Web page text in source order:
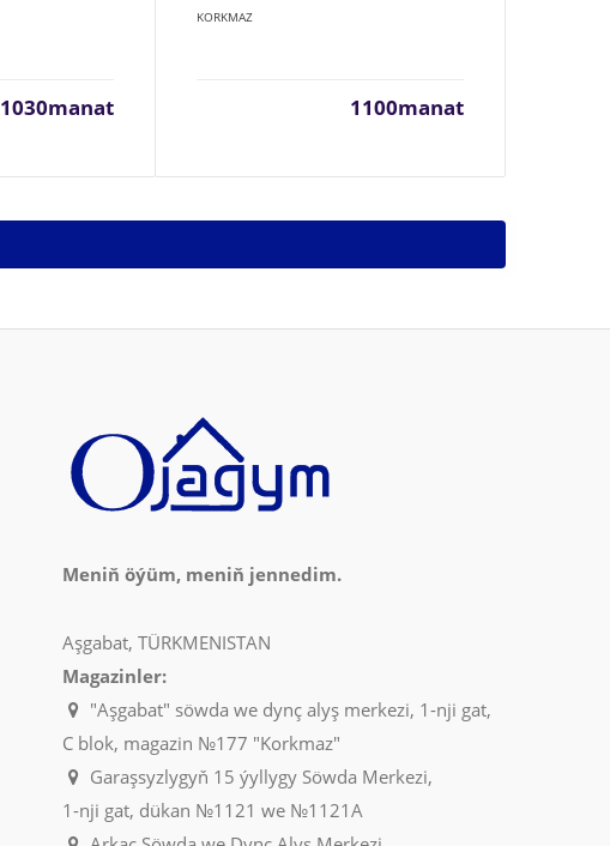
1030manat
KORKMAZ
1100manat
Meniň öýüm, meniň jennedim.
Aşgabat, TÜRKMENISTAN
Magazinler:
"Aşgabat" söwda we dynç alyş merkezi, 1-nji gat,
C blok, magazin №177 "Korkmaz"
Garaşsyzlygyň 15 ýyllygy Söwda Merkezi,
1-nji gat, dükan №1121 we №1121A